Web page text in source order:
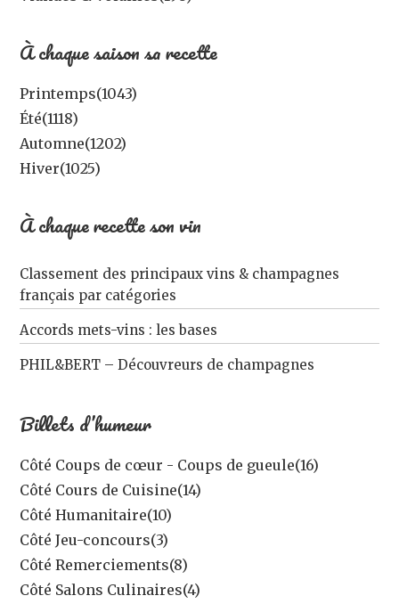
À chaque saison sa recette
Printemps(1043)
Été(1118)
Automne(1202)
Hiver(1025)
À chaque recette son vin
Classement des principaux vins & champagnes
français par catégories
Accords mets-vins : les bases
PHIL&BERT – Découvreurs de champagnes
Billets d’humeur
Côté Coups de cœur - Coups de gueule(16)
Côté Cours de Cuisine(14)
Côté Humanitaire(10)
Côté Jeu-concours(3)
Côté Remerciements(8)
Côté Salons Culinaires(4)